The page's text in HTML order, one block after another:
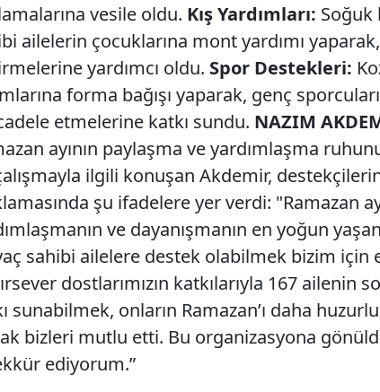
vesile oldu. Kış Yardımları: Soğuk
ailelerin çocuklarına mont yardımı yaparak,
yardımcı oldu. Spor Destekleri:
forma bağışı yaparak, genç
etmelerine katkı sundu. NAZIM
ayının paylaşma ve yardımlaşma
ilgili konuşan Akdemir,
şu ifadelere yer verdi: "Ramazan
ve dayanışmanın en yoğun
sahibi ailelere destek olabilmek bizim için
dostlarımızın katkılarıyla 167 ailenin
sunabilmek, onların Ramazan’ı daha
bizleri mutlu etti. Bu organizasyona
ediyorum.”